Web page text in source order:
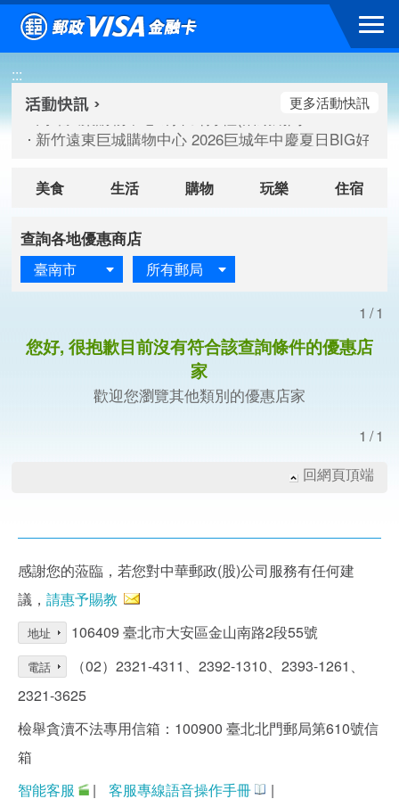
跳到主要內容區塊
:::
高雄大樂購物中心 刷卡郵好禮(活動期間：115/08/07-
臺北三創生活 有點東西第2波 刷卡郵好禮(活動期間：
高雄大樂購物中心 刷卡郵好禮(活動期間：115/08/07-
新竹遠東巨城購物中心 2026巨城年中慶夏日BIG好刷(
更多活動快訊
美食 生活 購物 玩樂 住宿
查詢各地優惠商店
臺南市 所有郵局
1/1
您好, 很抱歉目前沒有符合該查詢條件的優惠店
家
歡迎您瀏覽其他類別的優惠店家
1/1
回網頁頂端
感謝您的蒞臨，若您對中華郵政(股)公司服務有任何建
議， 請惠予賜教
地址 106409 臺北市大安區金山南路2段55號
電話
（02）2321-4311、2392-1310、2393-1261、
2321-3625
檢舉貪瀆不法專用信箱：100900 臺北北門郵局第610號信
箱
智能客服
| 客服專線語音操作手冊 |